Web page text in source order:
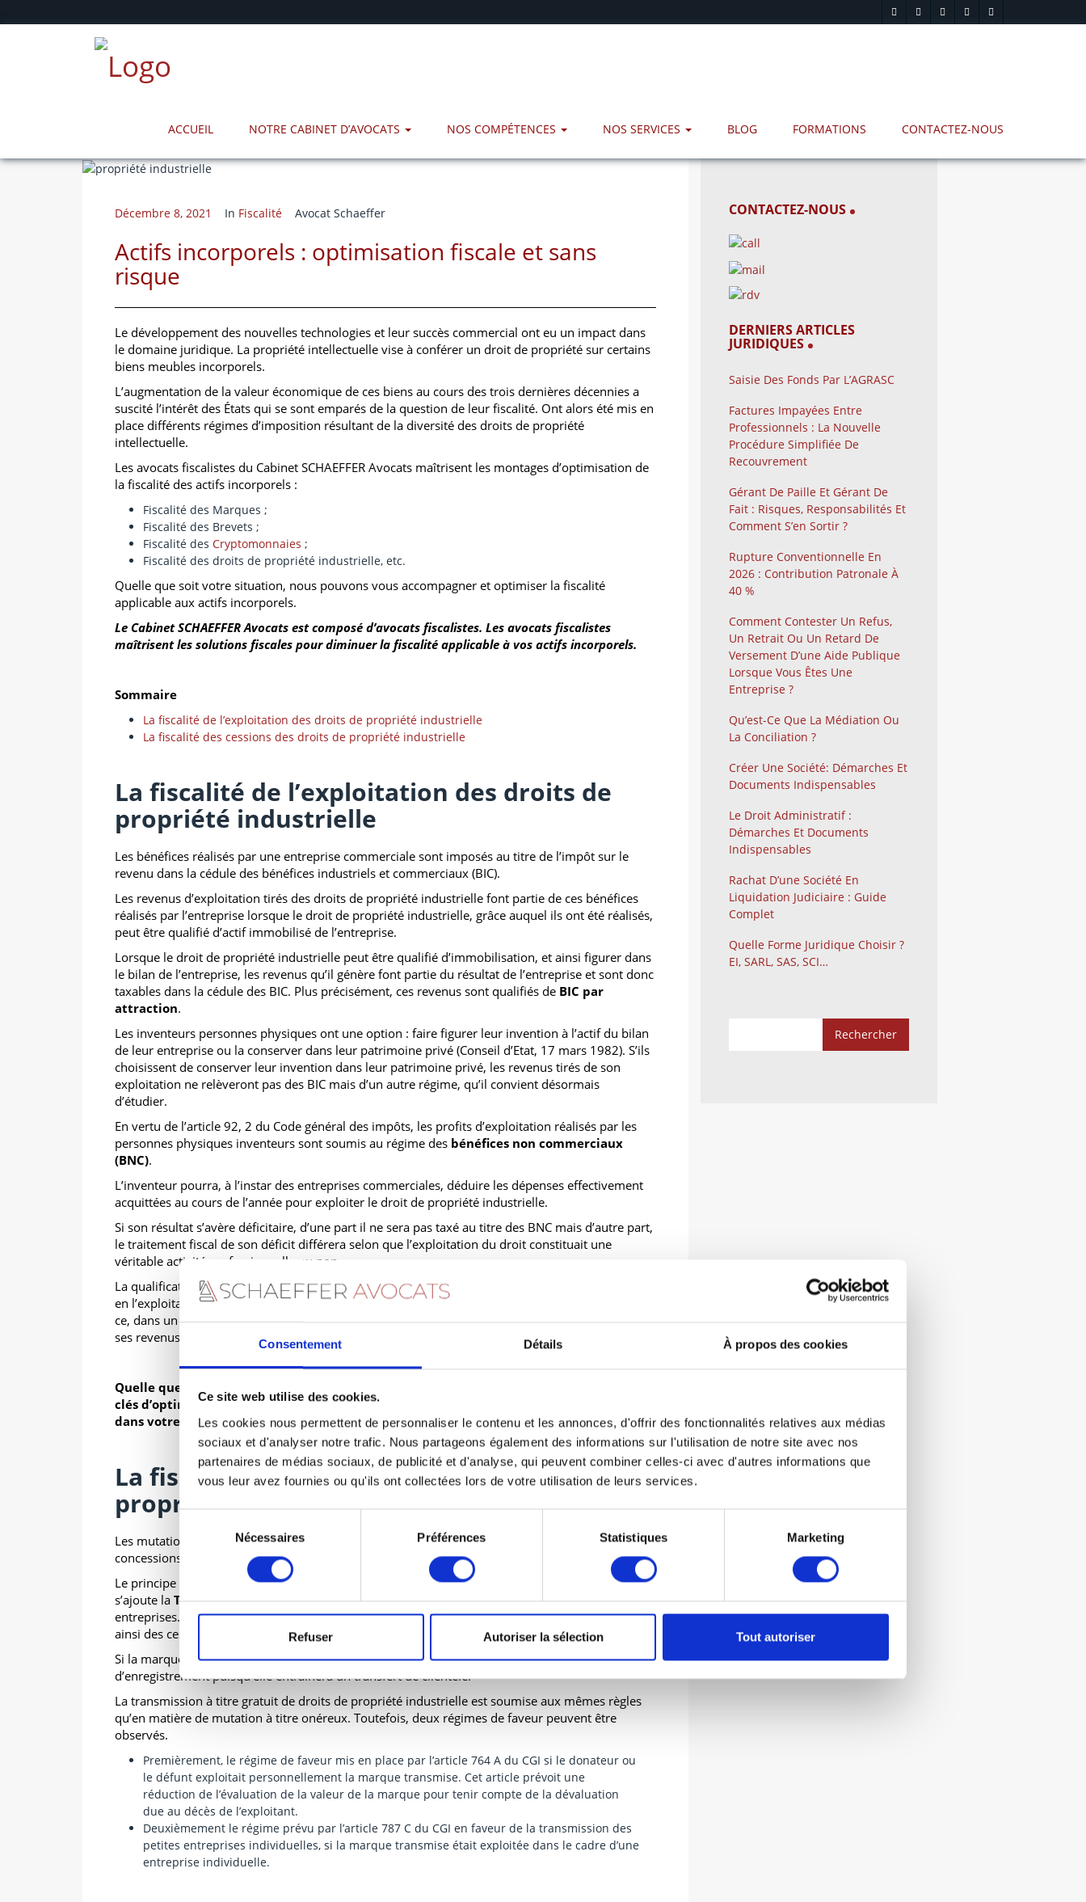
Consentement Détails À propos des cookies
Ce site web utilise des cookies.
Les cookies nous permettent de personnaliser le contenu et les annonces, d'offrir des fonctionnalités relatives aux médias
sociaux et d'analyser notre trafic. Nous partageons également des informations sur l'utilisation de notre site avec nos
partenaires de médias sociaux, de publicité et d'analyse, qui peuvent combiner celles-ci avec d'autres informations que
vous leur avez fournies ou qu'ils ont collectées lors de votre utilisation de leurs services.
du
consentement
Nécessaires Préférences Statistiques Marketing
Refuser Autoriser la sélection Tout autoriser
ACCUEIL NOTRE CABINET D’AVOCATS NOS COMPÉTENCES NOS SERVICES BLOG FORMATIONS CONTACTEZ-NOUS
Décembre 8, 2021 In Fiscalité Avocat Schaeffer
Actifs incorporels : optimisation fiscale et sans
risque
Le développement des nouvelles technologies et leur succès commercial ont eu un impact dans
le domaine juridique. La propriété intellectuelle vise à conférer un droit de propriété sur certains
biens meubles incorporels.
L’augmentation de la valeur économique de ces biens au cours des trois dernières décennies a
suscité l’intérêt des États qui se sont emparés de la question de leur fiscalité. Ont alors été mis en
place différents régimes d’imposition résultant de la diversité des droits de propriété
intellectuelle.
Les avocats fiscalistes du Cabinet SCHAEFFER Avocats maîtrisent les montages d’optimisation de
la fiscalité des actifs incorporels :
Fiscalité des Marques ;
Fiscalité des Brevets ;
Fiscalité des Cryptomonnaies ;
Fiscalité des droits de propriété industrielle, etc.
Quelle que soit votre situation, nous pouvons vous accompagner et optimiser la fiscalité
applicable aux actifs incorporels.
Le Cabinet SCHAEFFER Avocats est composé d’avocats fiscalistes. Les avocats fiscalistes
maîtrisent les solutions fiscales pour diminuer la fiscalité applicable à vos actifs incorporels.
Sommaire
La fiscalité de l’exploitation des droits de propriété industrielle
La fiscalité des cessions des droits de propriété industrielle
La fiscalité de l’exploitation des droits de
propriété industrielle
Les bénéfices réalisés par une entreprise commerciale sont imposés au titre de l’impôt sur le
revenu dans la cédule des bénéfices industriels et commerciaux (BIC).
Les revenus d’exploitation tirés des droits de propriété industrielle font partie de ces bénéfices
réalisés par l’entreprise lorsque le droit de propriété industrielle, grâce auquel ils ont été réalisés,
peut être qualifié d’actif immobilisé de l’entreprise.
Lorsque le droit de propriété industrielle peut être qualifié d’immobilisation, et ainsi figurer dans
le bilan de l’entreprise, les revenus qu’il génère font partie du résultat de l’entreprise et sont donc
taxables dans la cédule des BIC. Plus précisément, ces revenus sont qualifiés de BIC par
attraction.
Les inventeurs personnes physiques ont une option : faire figurer leur invention à l’actif du bilan
de leur entreprise ou la conserver dans leur patrimoine privé (Conseil d’Etat, 17 mars 1982). S’ils
choisissent de conserver leur invention dans leur patrimoine privé, les revenus tirés de son
exploitation ne relèveront pas des BIC mais d’un autre régime, qu’il convient désormais
d’étudier.
En vertu de l’article 92, 2 du Code général des impôts, les profits d’exploitation réalisés par les
personnes physiques inventeurs sont soumis au régime des bénéfices non commerciaux
(BNC).
L’inventeur pourra, à l’instar des entreprises commerciales, déduire les dépenses effectivement
acquittées au cours de l’année pour exploiter le droit de propriété industrielle.
Si son résultat s’avère déficitaire, d’une part il ne sera pas taxé au titre des BNC mais d’autre part,
le traitement fiscal de son déficit différera selon que l’exploitation du droit constituait une
véritable activité professionnelle ou non.
La qualification d’activité professionnelle requiert deux conditions. Il faut que l’activité (consistant
en l’exploitation du droit de propriété industrielle) ait été exercée à titre habituel et constant, et
ce, dans un but lucratif, sans qu’il soit nécessaire qu’elle procure au contribuable l’essentiel de
ses revenus.
Quelle que soit votre situation, les avocats du Cabinet SCHAEFFER Avocats maîtrisent les
clés d’optimisation pour vous faire économiser votre impôt dans votre exploitation ou
dans votre détention d’actifs incorporels.
La fiscalité des cessions des droits de
propriété industrielle
Les mutations à titre onéreux regroupent principalement les cessions de droits ainsi que les
concessions et les sous-concessions de licence d’exploitation.
Le principe est que l’ensemble de ces opérations est soumis à un
auquel
s’ajoute la TVA à 20%, déductible en raison du principe de neutralité de la TVA pour les
entreprises. Néanmoins certaines opérations connaissent un régime fiscal dérogatoire. Il en va
ainsi des cessions de marque.
Si la marque est exploitée, la cession de marque sera soumise à un droit proportionnel
d’enregistrement puisqu’elle entraînera un transfert de clientèle.
La transmission à titre gratuit de droits de propriété industrielle est soumise aux mêmes règles
qu’en matière de mutation à titre onéreux. Toutefois, deux régimes de faveur peuvent être
observés.
Premièrement, le régime de faveur mis en place par l’article 764 A du CGI si le donateur ou
le défunt exploitait personnellement la marque transmise. Cet article prévoit une
réduction de l’évaluation de la valeur de la marque pour tenir compte de la dévaluation
due au décès de l’exploitant.
Deuxièmement le régime prévu par l’article 787 C du CGI en faveur de la transmission des
petites entreprises individuelles, si la marque transmise était exploitée dans le cadre d’une
entreprise individuelle.
CONTACTEZ-NOUS
DERNIERS ARTICLES
JURIDIQUES
Saisie Des Fonds Par L’AGRASC
Factures Impayées Entre
Professionnels : La Nouvelle
Procédure Simplifiée De
Recouvrement
Gérant De Paille Et Gérant De
Fait : Risques, Responsabilités Et
Comment S’en Sortir ?
Rupture Conventionnelle En
2026 : Contribution Patronale À
40 %
Comment Contester Un Refus,
Un Retrait Ou Un Retard De
Versement D’une Aide Publique
Lorsque Vous Êtes Une
Entreprise ?
Qu’est-Ce Que La Médiation Ou
La Conciliation ?
Créer Une Société: Démarches Et
Documents Indispensables
Le Droit Administratif :
Démarches Et Documents
Indispensables
Rachat D’une Société En
Liquidation Judiciaire : Guide
Complet
Quelle Forme Juridique Choisir ?
EI, SARL, SAS, SCI…